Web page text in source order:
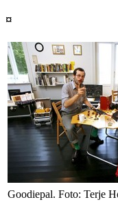
¤
Goodiepal. Foto: Terje